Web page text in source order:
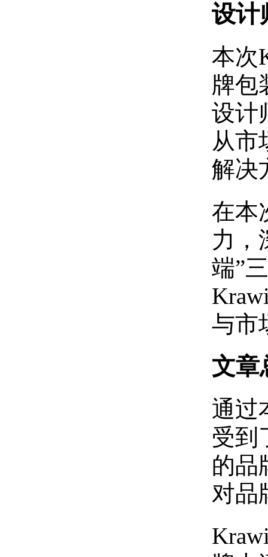
设计
本次
牌包
设计
从市
解决
在本
力，
端”
与市
文章
通过
受到
的品
对品